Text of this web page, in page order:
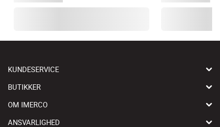
KUNDESERVICE
BUTIKKER
OM IMERCO
ANSVARLIGHED